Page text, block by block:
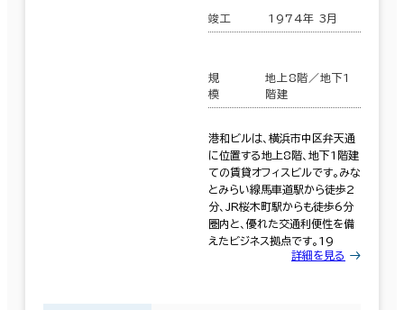
竣工 1974年 3月
規
模
地上8階／地下1
階建
港和ビルは、横浜市中区弁天通
に位置する地上8階、地下1階建
ての賃貸オフィスビルです。みな
とみらい線馬車道駅から徒歩2
分、JR桜木町駅からも徒歩6分
圏内と、優れた交通利便性を備
えたビジネス拠点です。19
詳細を見る